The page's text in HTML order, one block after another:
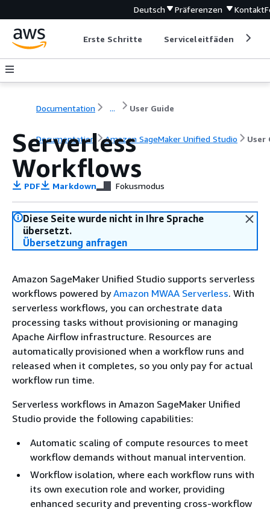
Deutsch Präferenzen Kontakt
Erste Schritte Serviceleitfäden
Documentation ... User Guide
Documentation Amazon SageMaker Unified Studio User
Serverless
Workflows
PDF Markdown Fokusmodus
Diese Seite wurde nicht in Ihre Sprache
übersetzt.
Übersetzung anfragen
Amazon SageMaker Unified Studio supports serverless
workflows powered byAmazon MWAA Serverless. With
serverless workflows, you can orchestrate data
processing tasks without provisioning or managing
Apache Airflow infrastructure. Resources are
automatically provisioned when a workflow runs and
released when it completes, so you only pay for actual
workflow run time.
Serverless workflows in Amazon SageMaker Unified
Studio provide the following capabilities:
Automatic scaling of compute resources to meet
workflow demands without manual intervention.
Workflow isolation, where each workflow runs with
its own execution role and worker, providing
enhanced security and preventing cross-workflow